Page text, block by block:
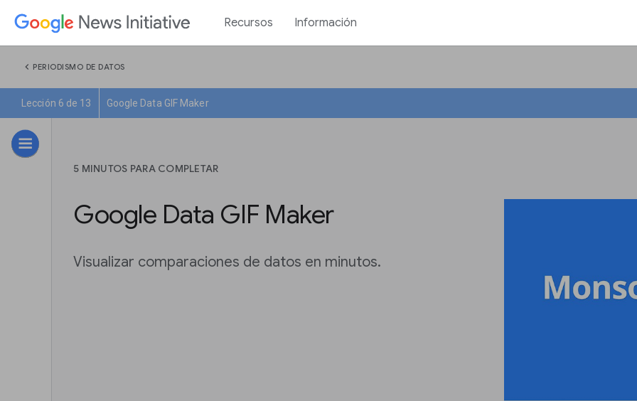
Recursos Información
chevron_left PERIODISMO DE DATOS
Lección 6 de 13 Google Data GIF Maker
5 MINUTOS PARA COMPLETAR
Google Data GIF Maker
Visualizar comparaciones de datos en minutos.